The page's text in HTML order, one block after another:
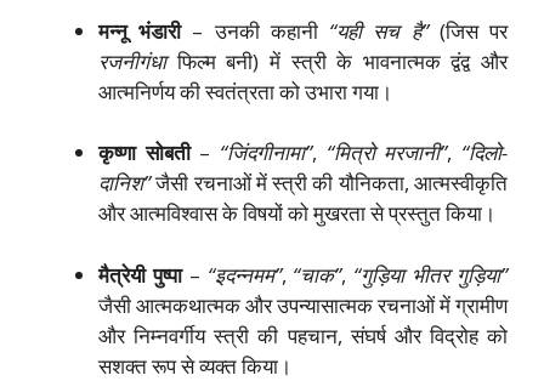
मन्नू भंडारी– उनकी कहानी “यही सच है”(जिस पर
रजनीगंधाफिल्म बनी) में स्त्री के भावनात्मक द्वंद्व और
आत्मनिर्णय की स्वतंत्रता को उभारा गया।
कृष्णा सोबती– “जिंदगीनामा”, “मित्रो मरजानी”, “दिलो-
दानिश”जैसी रचनाओं में स्त्री की यौनिकता, आत्मस्वीकृति
और आत्मविश्वास के विषयों को मुखरता से प्रस्तुत किया।
मैत्रेयी पुष्पा– “इदन्नमम”, “चाक”, “गुड़िया भीतर गुड़िया”
जैसी आत्मकथात्मक और उपन्यासात्मक रचनाओं में ग्रामीण
और निम्नवर्गीय स्त्री की पहचान, संघर्ष और विद्रोह को
सशक्त रूप से व्यक्त किया।